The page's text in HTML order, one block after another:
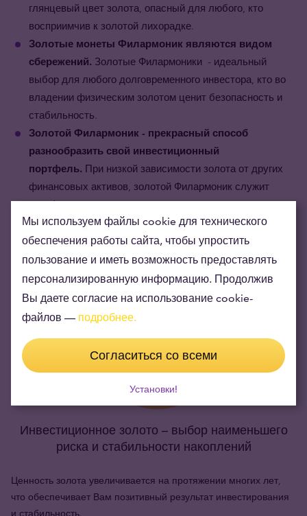
глянцевый цвет золота, опасный для любого, кто
восприимчив к золотой лихорадке.
Золотые монеты Филармоник являются видом
сбережений. Золотые Филармоники - идеальный
выбор для любого долговременного инвестора, кто во
владении физическим золотом ценит безопасность и
стабильность.
Золотой Филармоник - прекрасный способ
разнообразить свой инвестиционный
портфель. При низкой зависимости золота от других
финансовых активов, золотой Филармоник служит
портфельным хеджированием против рыночных рисков.
Инвестиционное золото – выбор наименьшего
риска и стабильности накоплений
Ценность золота увеличивается на протяжении многих лет,
что обеспечивает Вам позитивный результат инвестирования
и стабильность.
Мы используем файлы cookie для технического
обеспечения работы сайта, чтобы упростить
пользование и иметь возможность предоставлять
персонализированную информацию. Продолжив
Вы даете согласие на использование cookie-
файлов — подробнее.
Согласиться со всеми
Установки!